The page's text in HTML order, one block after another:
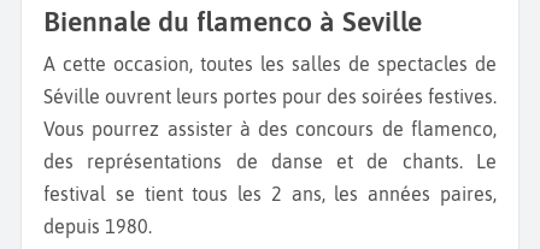
Biennale du flamenco à Seville
A cette occasion, toutes les salles de spectacles de
Séville ouvrent leurs portes pour des soirées festives.
Vous pourrez assister à des concours de flamenco,
des représentations de danse et de chants. Le
festival se tient tous les 2 ans, les années paires,
depuis 1980.